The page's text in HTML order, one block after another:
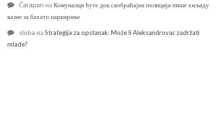
Čarapan наКомуналци ћуте док саобраћајна полиција пише хиљаду
казне за бахато паркирање
sloba наStrategija za opstanak: Može li Aleksandrovac zadržati
mlade?